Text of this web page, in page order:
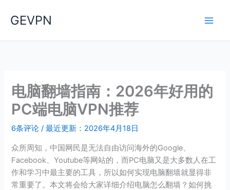
容
GEVPN
电脑翻墙指南：2026年好用的
PC端电脑VPN推荐
6条评论 /最近更新：2026年4月18日
众所周知，中国网民是无法自由访问海外的Google、
Facebook、Youtube等网站的，而PC电脑又是大多数人在工
作和学习中最主要的工具，所以如何实现电脑翻墙就显得非
常重要了。本文将会给大家详细介绍电脑怎么翻墙？如何挑
节省73%限时优惠，VPN首选：
点击获取